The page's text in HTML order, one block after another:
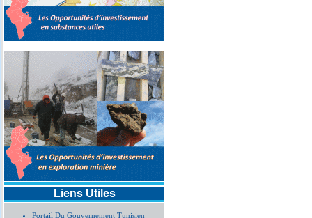
Liens Utiles
Portail Du Gouvernement Tunisien